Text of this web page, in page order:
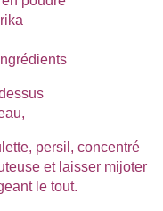
persil, concentré
et laisser mijoter
le tout.